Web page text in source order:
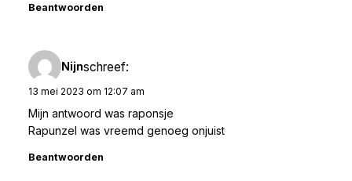
Beantwoorden
Nijnschreef:
13 mei 2023 om 12:07 am
Mijn antwoord was raponsje
Rapunzel was vreemd genoeg onjuist
Beantwoorden